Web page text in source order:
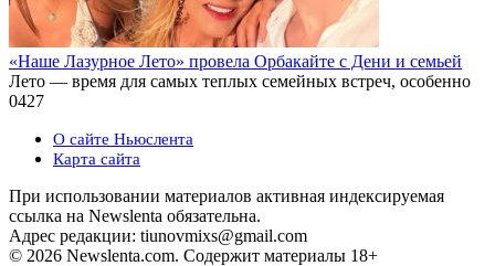
«Наше Лазурное Лето» провела Орбакайте с Дени и семьей
Лето — время для самых теплых семейных встреч, особенно
0427
О сайте Ньюслента
Карта сайта
При использовании материалов активная индексируемая
ссылка на Newslenta обязательна.
Адрес редакции: tiunovmixs@gmail.com
© 2026 Newslenta.com. Содержит материалы 18+